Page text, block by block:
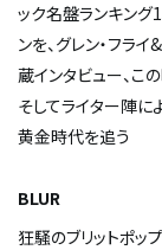
ック名盤ランキング
ンを、グレン・フラ
蔵インタビュー、こ
そしてライター陣に
黄金時代を追う
BLUR
狂騒のブリットポッ